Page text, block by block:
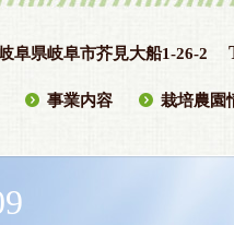
阜県岐阜市芥見大船1-26-2
事業内容 栽培農園